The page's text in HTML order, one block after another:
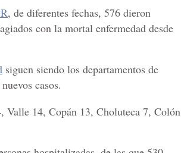
, de diferentes fechas, 576 dieron
con la mortal enfermedad desde
siguen siendo los departamentos de
casos.
Valle 14, Copán 13, Choluteca 7, Colón